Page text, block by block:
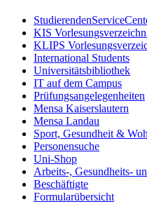
KIS
KLIPS
International Students
Universitätsbibliothek
IT auf dem Campus
Prüfungsangelegenheiten
Mensa Kaiserslautern
Mensa Landau
Sport, Gesundheit &
Personensuche
Uni-Shop
Arbeits-, Gesundheits-
Beschäftigte
Formularübersicht